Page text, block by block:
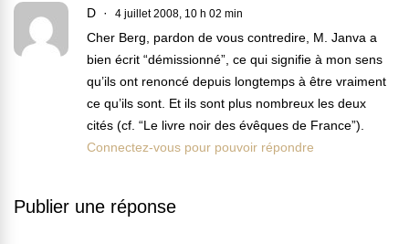
D 4 juillet 2008, 10 h 02 min
Cher Berg, pardon de vous contredire, M. Janva a
bien écrit “démissionné”, ce qui signifie à mon sens
qu’ils ont renoncé depuis longtemps à être vraiment
ce qu’ils sont. Et ils sont plus nombreux les deux
cités (cf. “Le livre noir des évêques de France”).
Connectez-vous pour pouvoir répondre
Publier une réponse